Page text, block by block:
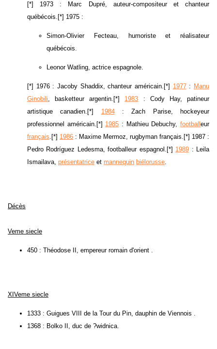
[*] 1973 : Marc Dupré, auteur-compositeur et chanteur
québécois.[*] 1975 :
Simon-Olivier Fecteau, humoriste et réalisateur
québécois.
Leonor Watling, actrice espagnole.
[*] 1976 : Jacoby Shaddix, chanteur américain.[*] 1977: Manu
Ginobili, basketteur argentin.[*] 1983 : Cody Hay, patineur
artistique canadien.[*] 1984: Zach Parise, hockeyeur
professionnel américain.[*] 1985 : Mathieu Debuchy,footballeur
français.[*] 1986 : Maxime Mermoz, rugbyman français.[*] 1987 :
Pedro Rodríguez Ledesma, footballeur espagnol.[*] 1989 : Leila
Ismailava, présentatrice et mannequin biélorusse.
Décès
Veme siecle
450 : Théodose II, empereur romain d'orient .
XIVeme siecle
1333 : Guigues VIII de la Tour du Pin, dauphin de Viennois .
1368 : Bolko II, duc de ?widnica.